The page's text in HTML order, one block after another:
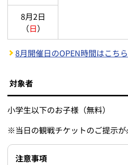
試合日
7月31日
バファローズ
8月1日
（土）
（日）
8月開催日のOPEN時間はこちら